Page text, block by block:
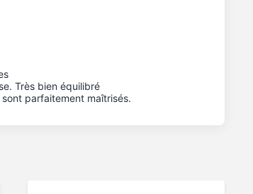
Très bien équilibré
parfaitement maîtrisés.